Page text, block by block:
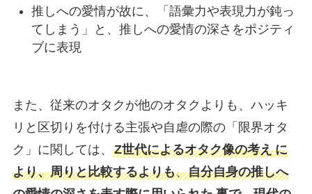
推しへの愛情が故に、「語彙力や表現力が鈍っ
てしまう」と、推しへの愛情の深さをポジティ
ブに表現
また、従来のオタクが他のオタクよりも、ハッキ
リと区切りを付ける主張や自虐の際の「限界オタ
ク」に関しては、 Z世代によるオタク像の考え に
より、周りと比較するよりも、自分自身の推しへ